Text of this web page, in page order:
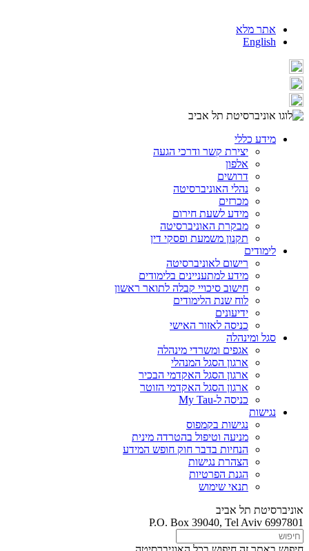
אתר מלא
English
מידע כללי
יצירת קשר ודרכי הגעה
אלפון
דרושים
נהלי האוניברסיטה
מכרזים
מידע לשעת חירום
מבקרת האוניברסיטה
תקנון משמעת ופסקי דין
לימודים
רישום לאוניברסיטה
מידע למתעניינים בלימודים
חישוב סיכויי קבלה לתואר ראשון
לוח שנת הלימודים
ידיעונים
כניסה לאזור האישי
סגל ומינהלה
אגפים ומשרדי מינהלה
ארגון הסגל המנהלי
ארגון הסגל האקדמי הבכיר
ארגון הסגל האקדמי הזוטר
כניסה ל-My Tau
נגישות
נגישות בקמפוס
מניעה וטיפול בהטרדה מינית
הנחיות בדבר חוק חופש המידע
הצהרת נגישות
הגנת הפרטיות
תנאי שימוש
אוניברסיטת תל אביב
P.O. Box 39040, Tel Aviv 6997801